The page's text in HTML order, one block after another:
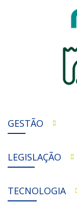
GESTÃO
LEGISLAÇÃO
TECNOLOGIA